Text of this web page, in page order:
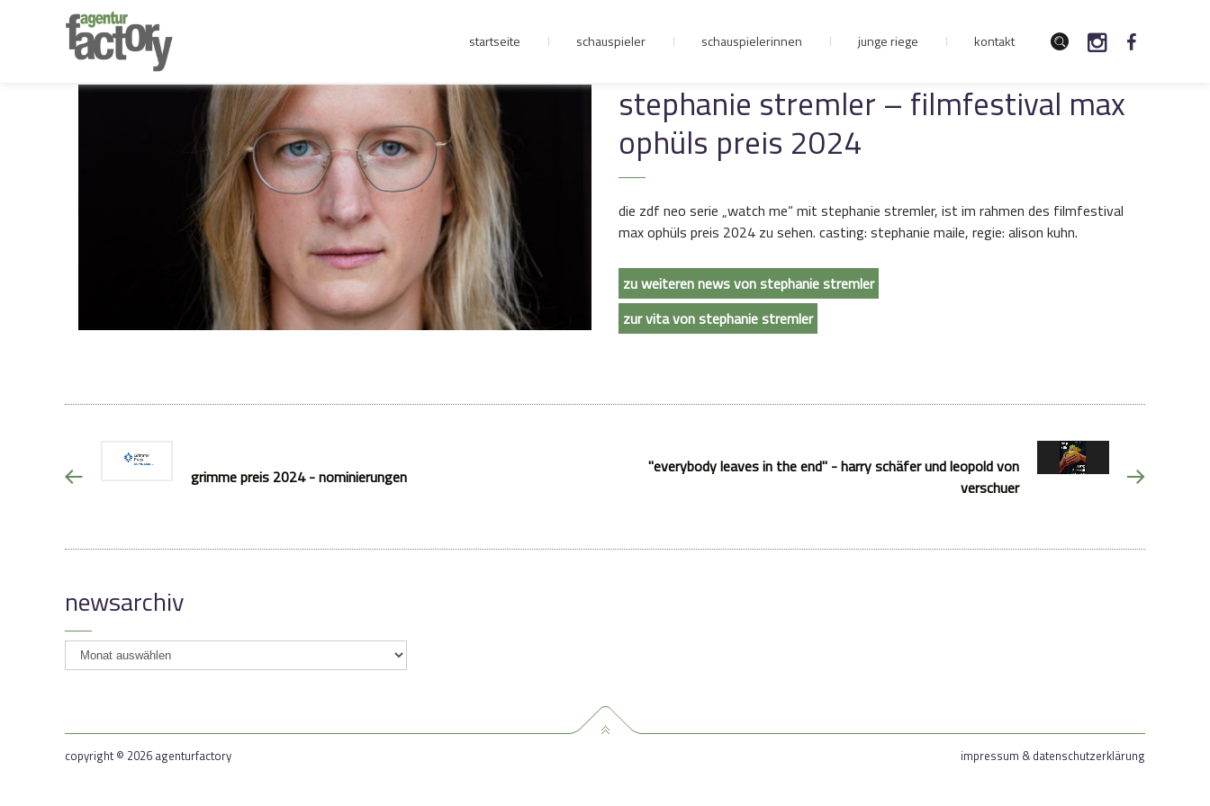
junge riege
kontakt
startseite schauspieler schauspielerinnen junge riege kontakt
stephanie stremler – filmfestival max
ophüls preis 2024
die zdf neo serie „watch me“ mit stephanie stremler, ist im rahmen des filmfestival
max ophüls preis 2024 zu sehen. casting: stephanie maile, regie: alison kuhn.
zu weiteren news von stephanie stremler
zur vita von stephanie stremler
grimme preis 2024 - nominierungen
"everybody leaves in the end" - harry schäfer und leopold von
verschuer
newsarchiv
newsarchiv
copyright © 2026 agenturfactory impressum & datenschutzerklärung